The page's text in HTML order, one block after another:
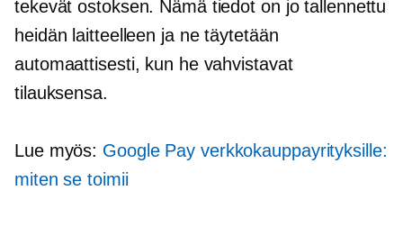
tekevät ostoksen. Nämä tiedot on jo tallennettu
heidän laitteelleen ja ne täytetään
automaattisesti, kun he vahvistavat
tilauksensa.
Lue myös: Google Pay verkkokauppayrityksille:
miten se toimii